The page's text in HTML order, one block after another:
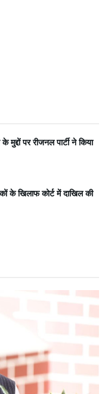
पर रीजनल पार्टी ने किया
के खिलाफ कोर्ट में दाखिल की